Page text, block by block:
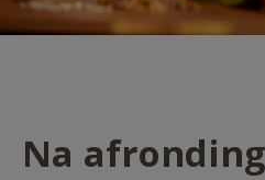
Na afronding